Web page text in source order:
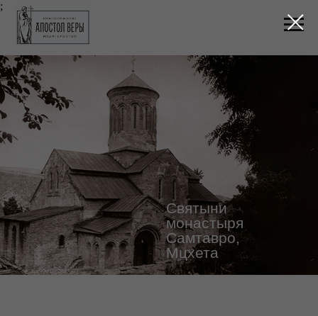
;
Святыни
монастыря
Самтавро,
Мцхета